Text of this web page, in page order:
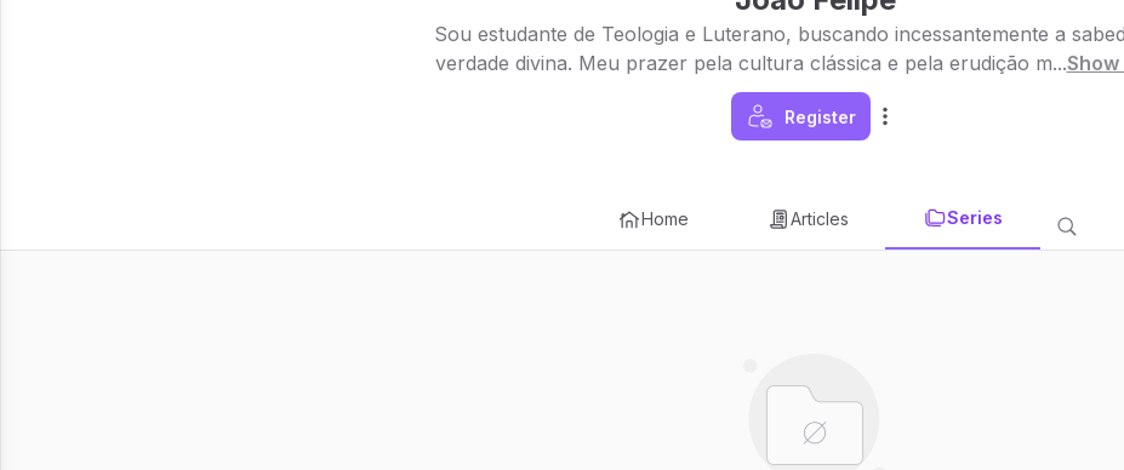
Sou estudante de Teologia e Luterano, buscando incessantemente a
verdade divina. Meu prazer pela cultura clássica e pela erudição m...
Register
Home Articles Series